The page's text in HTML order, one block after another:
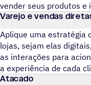
vender seus produtos e
Varejo e vendas
Aplique uma estratégia
lojas, sejam elas
as interações para
a experiência de cada
Atacado